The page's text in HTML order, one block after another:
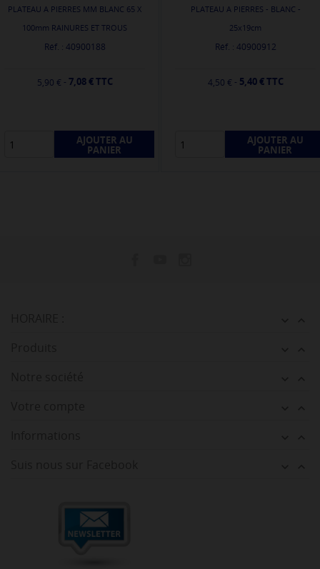
PLATEAU A PIERRES MM BLANC 65 X
100mm RAINURES ET TROUS
Réf. : 40900188
5,90 € - 7,08 € TTC
AJOUTER AU
PANIER
PLATEAU A PIERRES - BLANC -
25x19cm
Réf. : 40900912
4,50 € - 5,40 € TTC
AJOUTER AU
PANIER